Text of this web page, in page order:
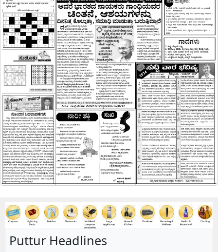
Puttur Headlines